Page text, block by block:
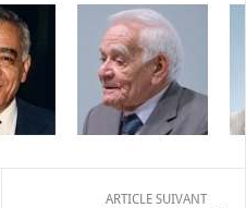
ARTICLE SUIVANT